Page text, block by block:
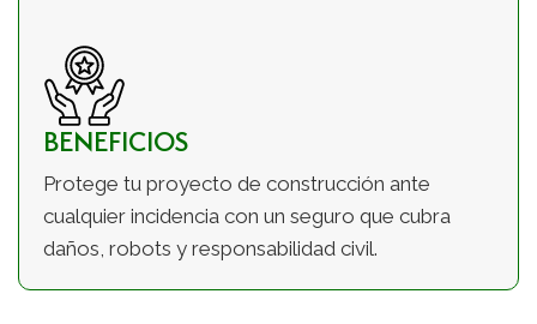
BENEFICIOS
Protege tu proyecto de construcción ante
cualquier incidencia con un seguro que cubra
daños, robots y responsabilidad civil.